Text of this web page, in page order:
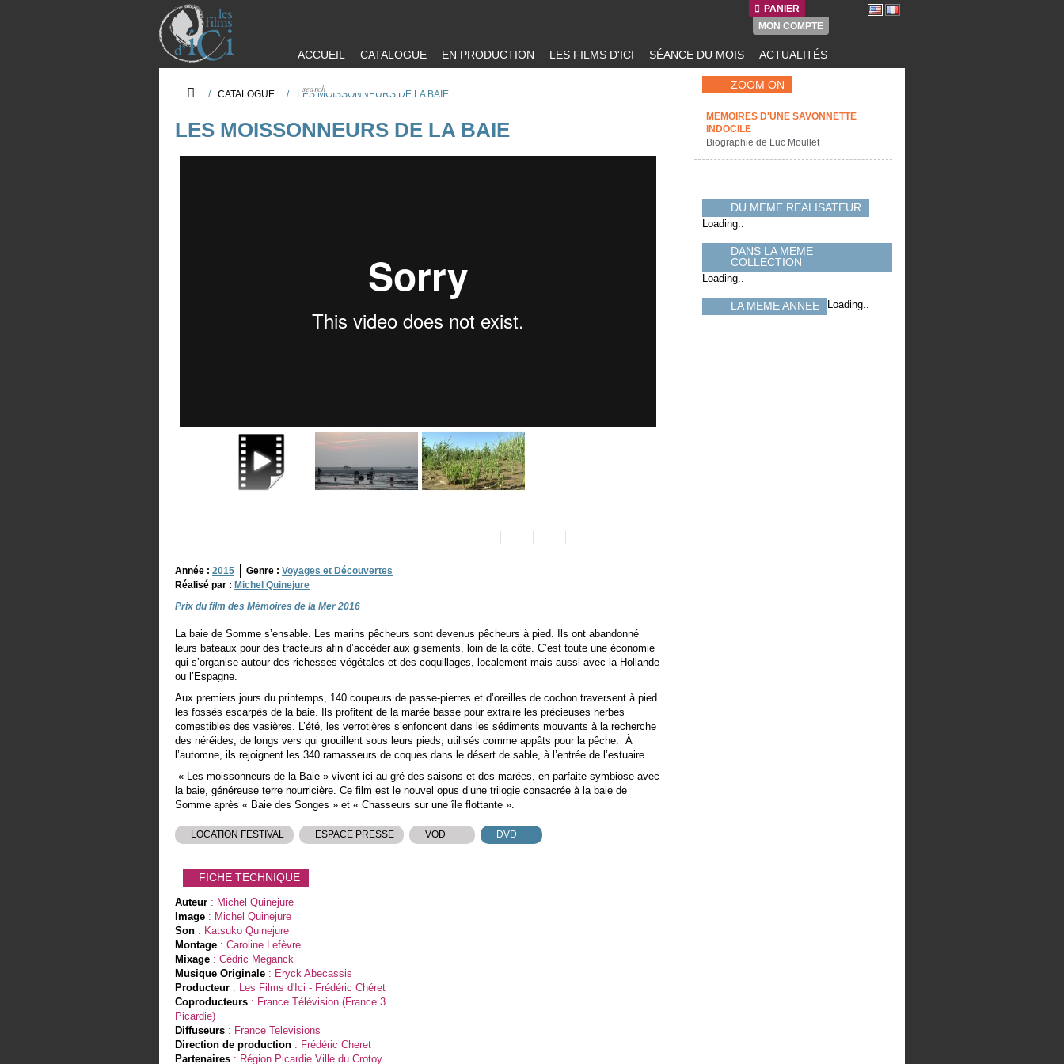
PANIER
MON COMPTE
ACCUEIL CATALOGUE EN PRODUCTION LES FILMS D'ICI SÉANCE DU MOIS ACTUALITÉS
/ CATALOGUE / LES MOISSONNEURS DE LA BAIE
LES MOISSONNEURS DE LA BAIE
Année : 2015 Genre : Voyages et Découvertes
Réalisé par : Michel Quinejure
Prix du film des Mémoires de la Mer 2016
La baie de Somme s’ensable. Les marins pêcheurs sont devenus pêcheurs à pied. Ils ont abandonné
leurs bateaux pour des tracteurs afin d’accéder aux gisements, loin de la côte. C’est toute une économie
qui s’organise autour des richesses végétales et des coquillages, localement mais aussi avec la Hollande
ou l’Espagne.
Aux premiers jours du printemps, 140 coupeurs de passe-pierres et d’oreilles de cochon traversent à pied
les fossés escarpés de la baie. Ils profitent de la marée basse pour extraire les précieuses herbes
comestibles des vasières. L’été, les verrotières s’enfoncent dans les sédiments mouvants à la recherche
des néréides, de longs vers qui grouillent sous leurs pieds, utilisés comme appâts pour la pêche. À
l’automne, ils rejoignent les 340 ramasseurs de coques dans le désert de sable, à l’entrée de l’estuaire.
« Les moissonneurs de la Baie » vivent ici au gré des saisons et des marées, en parfaite symbiose avec
la baie, généreuse terre nourricière. Ce film est le nouvel opus d’une trilogie consacrée à la baie de
Somme après « Baie des Songes » et « Chasseurs sur une île flottante ».
LOCATION FESTIVAL ESPACE PRESSE VOD DVD
FICHE TECHNIQUE
Auteur : Michel Quinejure
Image : Michel Quinejure
Son : Katsuko Quinejure
Montage : Caroline Lefèvre
Mixage : Cédric Meganck
Musique Originale : Eryck Abecassis
Producteur : Les Films d'Ici - Frédéric Chéret
Coproducteurs : France Télévision (France 3
Picardie)
Diffuseurs : France Televisions
Direction de production : Frédéric Cheret
Partenaires : Région Picardie Ville du Crotoy
ZOOM ON
MEMOIRES D'UNE SAVONNETTE
INDOCILE
Biographie de Luc Moullet
DU MEME REALISATEUR
Loading..
DANS LA MEME
COLLECTION
Loading..
LA MEME ANNEE Loading..